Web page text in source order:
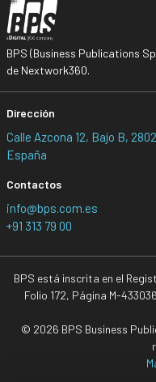
BPS (Business Publications
de Nextwork360.
Dirección
Calle Azcona 12, Bajo B,
España
Contactos
info@bps.com.es
+91 313 79 00
BPS está inscrita en el
Folio 172, Página M-
© 2026 BPS Business